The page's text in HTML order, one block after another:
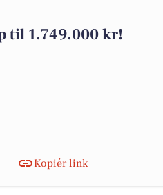
til 1.749.000 kr!
Kopiér link